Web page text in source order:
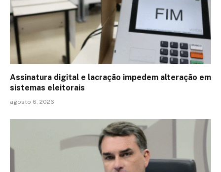
Assinatura digital e lacração impedem alteração em
sistemas eleitorais
agosto 6, 2026